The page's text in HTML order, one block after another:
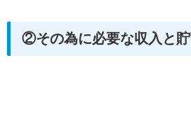
②その為に必要な収入と